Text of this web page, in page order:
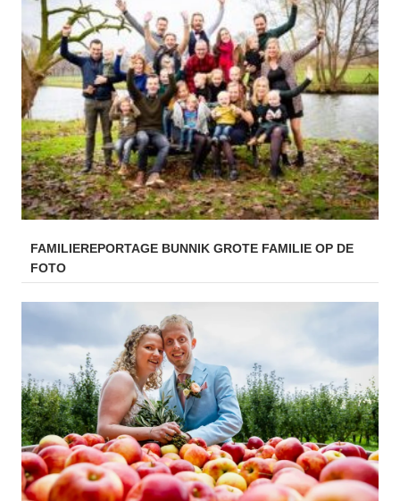
FAMILIEREPORTAGE BUNNIK GROTE FAMILIE OP DE
FOTO